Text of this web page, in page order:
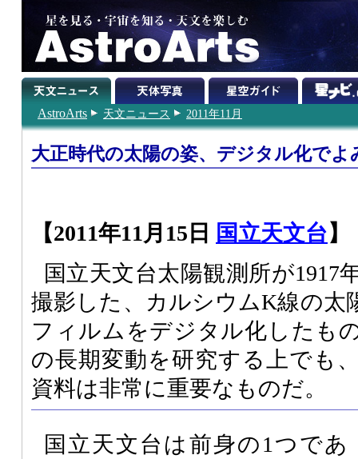
AstroArts 天文ニュース 2011年11月
大正時代の太陽の姿、デジタル化でよ
【2011年11月15日 国立天文台】
国立天文台太陽観測所が1917
撮影した、カルシウムK線の太
フィルムをデジタル化したも
の長期変動を研究する上でも
資料は非常に重要なものだ。
国立天文台は前身の1つであ